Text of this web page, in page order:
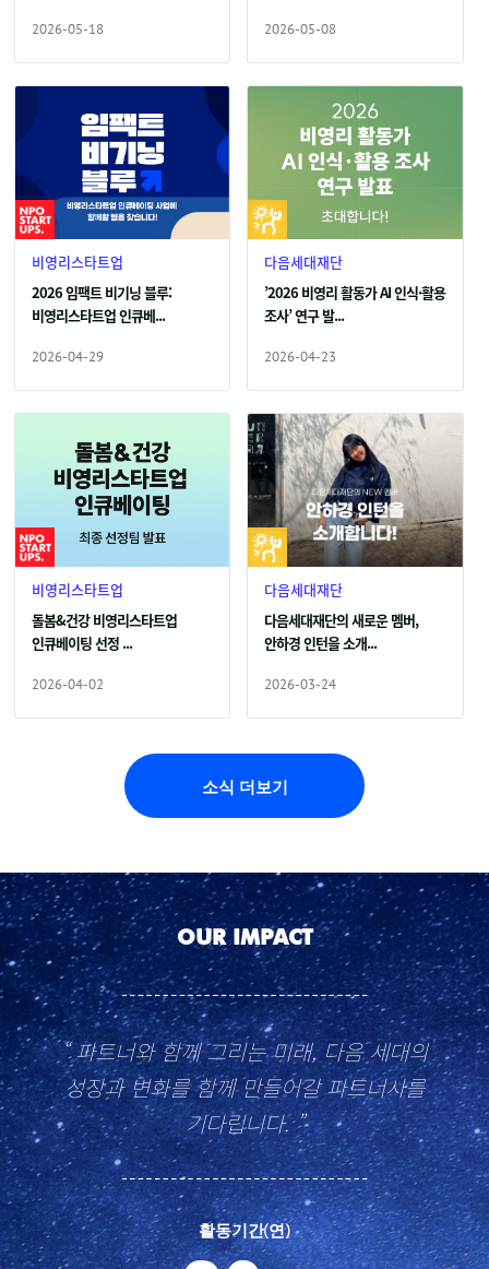
2026-05-18 2026-05-08
비영리스타트업
2026 임팩트 비기닝 블루:
비영리스타트업 인큐베...
2026-04-29
다음세대재단
’2026 비영리 활동가 AI 인식·활용
조사’ 연구 발...
2026-04-23
비영리스타트업
돌봄&건강 비영리스타트업
인큐베이팅 선정 ...
2026-04-02
다음세대재단
다음세대재단의 새로운 멤버,
안하경 인턴을 소개...
2026-03-24
소식 더보기
OUR IMPACT
“ 파트너와 함께 그리는 미래, 다음 세대의
성장과 변화를 함께 만들어갈 파트너사를
기다립니다. ”
활동기간(연)